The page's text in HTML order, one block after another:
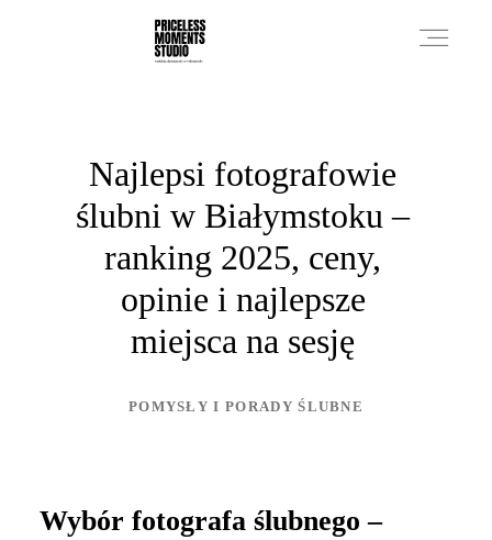
Najlepsi fotografowie
ślubni w Białymstoku –
ranking 2025, ceny,
opinie i najlepsze
miejsca na sesję
POMYSŁY I PORADY ŚLUBNE
Wybór fotografa ślubnego –
PHOTO WORKS
VIDEO WORKS